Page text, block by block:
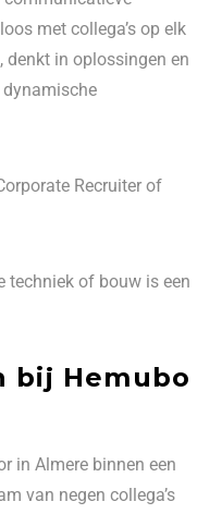
met collega’s op elk
denkt in oplossingen en
dynamische
Recruiter of
techniek of bouw is een
bij Hemubo
in Almere binnen een
van negen collega’s